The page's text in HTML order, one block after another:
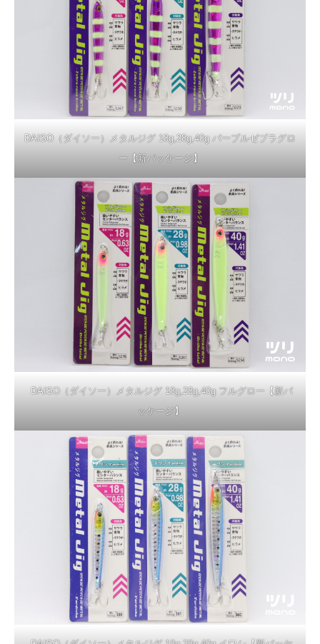
DAISO（ダイソー）メタルジグ 18g,28g,40g パープルゼブラグロ
ー【新パッケージ】
DAISO（ダイソー）メタルジグ 18g,28g,40g フルグロー【新パ
ッケージ】